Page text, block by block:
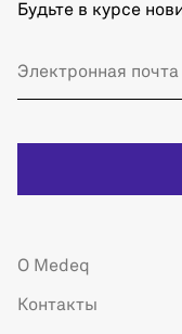
Будьте в курсе
О Medeq
Контакты